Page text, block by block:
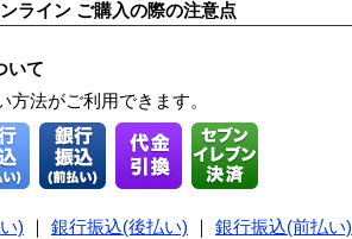
ライン ご購入の際の注意点
いて
方法がご利用できます。
) 銀行振込(後払い) 銀行振込(前払い)